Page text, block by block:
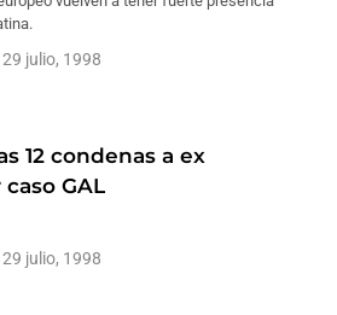
29 julio, 1998
12 condenas a ex
GAL
29 julio, 1998